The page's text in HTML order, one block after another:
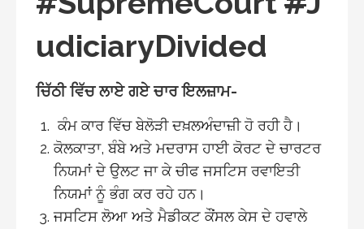
udiciaryDivided
ਚਿੱਠੀ ਵਿੱਚ ਲਾਏ ਗਏ ਚਾਰ ਇਲਜ਼ਾਮ-
ਕੰਮ ਕਾਰ ਵਿੱਚ ਬੇਲੋੜੀ ਦਖ਼ਲਅੰਦਾਜ਼ੀ ਹੋ ਰਹੀ ਹੈ।
ਕੋਲਕਾਤਾ, ਬੰਬੇ ਅਤੇ ਮਦਰਾਸ ਹਾਈ ਕੋਰਟ ਦੇ ਚਾਰਟਰ
ਨਿਯਮਾਂ ਦੇ ਉਲਟ ਜਾ ਕੇ ਚੀਫ ਜਸਟਿਸ ਰਵਾਇਤੀ
ਨਿਯਮਾਂ ਨੂੰ ਭੰਗ ਕਰ ਰਹੇ ਹਨ।
ਜਸਟਿਸ ਲੋਆ ਅਤੇ ਮੈਡੀਕਟ ਕੌਂਸਲ ਕੇਸ ਦੇ ਹਵਾਲੇ